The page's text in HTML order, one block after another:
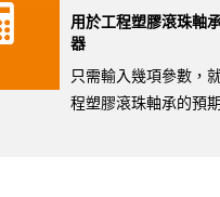
用於工程塑膠滾珠軸
器
只需輸入幾項參數，
程塑膠滾珠軸承的預